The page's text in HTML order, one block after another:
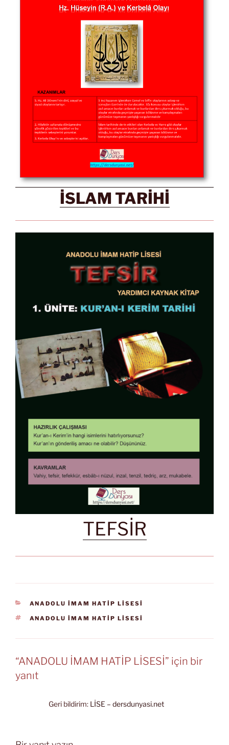
İSLAM TARİHİ
TEFSİR
KATEGORILER
ANADOLU İMAM HATİP LİSESİ
ETIKETLER
ANADOLU İMAM HATİP LİSESİ
“ANADOLU İMAM HATİP LİSESİ” için bir
yanıt
Geri bildirim: LİSE – dersdunyasi.net